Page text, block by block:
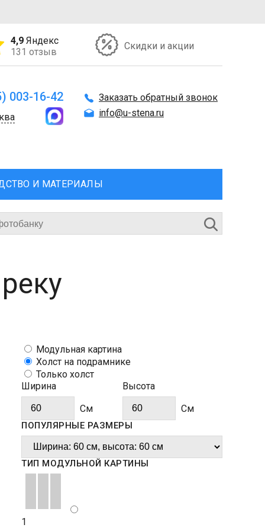
4,9 Яндекс
131 отзыв
Скидки и акции
003-16-42
Заказать обратный звонок
info@u-stena.ru
И МАТЕРИАЛЫ
Модульная картина
Холст на подрамнике
Только холст
Ширина
Cм
Высота
Cм
ПОПУЛЯРНЫЕ РАЗМЕРЫ
ТИП МОДУЛЬНОЙ КАРТИНЫ
1